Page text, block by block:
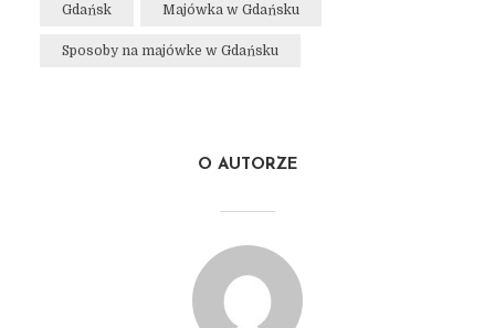
Gdańsk Majówka w Gdańsku
Sposoby na majówke w Gdańsku
O AUTORZE